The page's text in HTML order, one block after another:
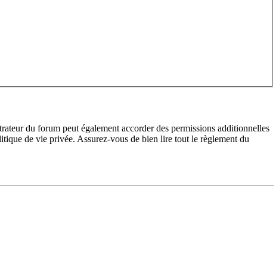
du forum peut également accorder des permissions additionnelles
de vie privée. Assurez-vous de bien lire tout le règlement du